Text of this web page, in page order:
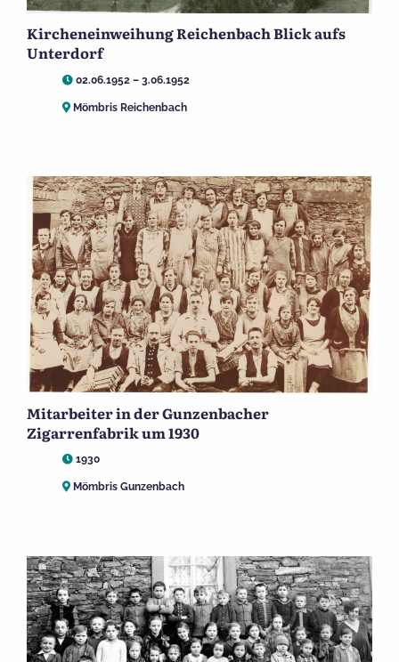
Kircheneinweihung Reichenbach Blick aufs
Unterdorf
02.06.1952 – 3.06.1952
Mömbris Reichenbach
Mitarbeiter in der Gunzenbacher
Zigarrenfabrik um 1930
1930
Mömbris Gunzenbach